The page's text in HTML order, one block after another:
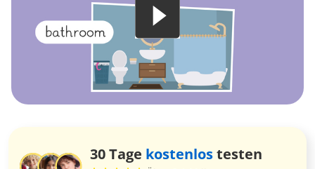
30 Tage kostenlostesten